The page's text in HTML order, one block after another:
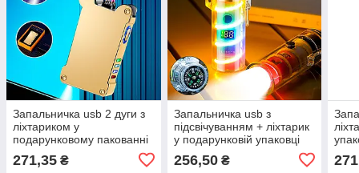
Запальничка usb 2 дуги з
ліхтариком у
подарунковому пакованні
271,35 ₴
Запальничка usb з
підсвічуванням + ліхтарик
у подарунковій упаковці
256,50₴